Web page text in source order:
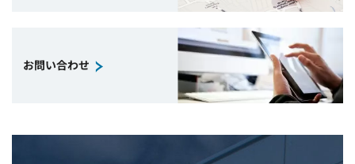
お問い合わせ